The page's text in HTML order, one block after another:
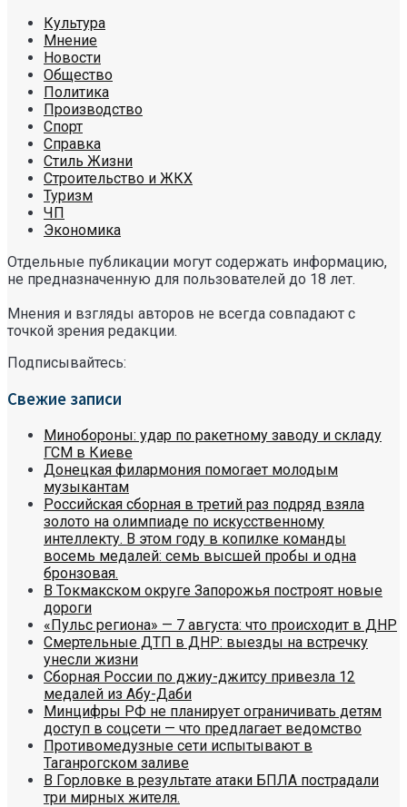
Культура
Мнение
Новости
Общество
Политика
Производство
Спорт
Справка
Стиль Жизни
Строительство и ЖКХ
Туризм
ЧП
Экономика
Отдельные публикации могут содержать информацию,
не предназначенную для пользователей до 18 лет.
Мнения и взгляды авторов не всегда совпадают с
точкой зрения редакции.
Подписывайтесь:
Свежие записи
Минобороны: удар по ракетному заводу и складу
ГСМ в Киеве
Донецкая филармония помогает молодым
музыкантам
Российская сборная в третий раз подряд взяла
золото на олимпиаде по искусственному
интеллекту. В этом году в копилке команды
восемь медалей: семь высшей пробы и одна
бронзовая.
В Токмакском округе Запорожья построят новые
дороги
«Пульс региона» — 7 августа: что происходит в ДНР
Смертельные ДТП в ДНР: выезды на встречку
унесли жизни
Сборная России по джиу-джитсу привезла 12
медалей из Абу-Даби
Минцифры РФ не планирует ограничивать детям
доступ в соцсети — что предлагает ведомство
Противомедузные сети испытывают в
Таганрогском заливе
В Горловке в результате атаки БПЛА пострадали
три мирных жителя.